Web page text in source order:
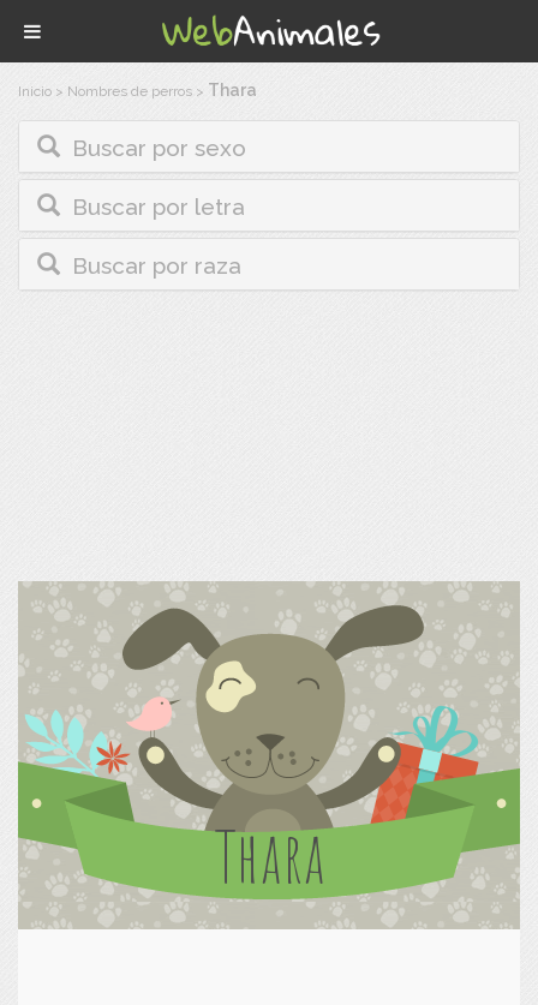
Inicio > Nombres de perros > Thara
Buscar por sexo
Buscar por letra
Buscar por raza
Thara